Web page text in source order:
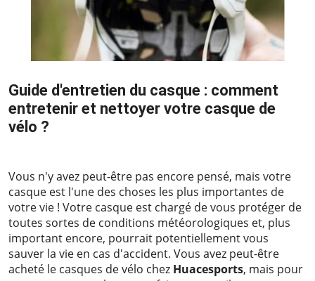
Guide d'entretien du casque : comment
entretenir et nettoyer votre casque de
vélo ?
Vous n'y avez peut-être pas encore pensé, mais votre
casque est l'une des choses les plus importantes de
votre vie ! Votre casque est chargé de vous protéger de
toutes sortes de conditions météorologiques et, plus
important encore, pourrait potentiellement vous
sauver la vie en cas d'accident. Vous avez peut-être
acheté le casques de vélo chez Huacesports, mais pour